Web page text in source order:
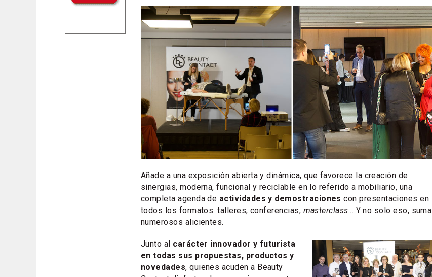
Añade a una exposición abierta y dinámica, que favorece la creación de
sinergias, moderna, funcional y reciclable en lo referido a mobiliario, una
completa agenda de actividades y demostracionescon presentaciones en
todos los formatos: talleres, conferencias, masterclass... Y no solo eso, suma
numerosos alicientes.
Junto al carácter innovador y futurista
en todas sus propuestas, productos y
novedades, quienes acuden a Beauty